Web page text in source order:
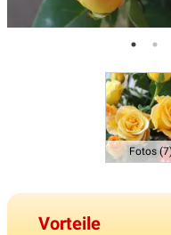
Fotos
Vorteile